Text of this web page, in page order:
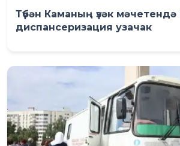
Түбән Каманың үзәк мәчетендә
диспансеризация узачак